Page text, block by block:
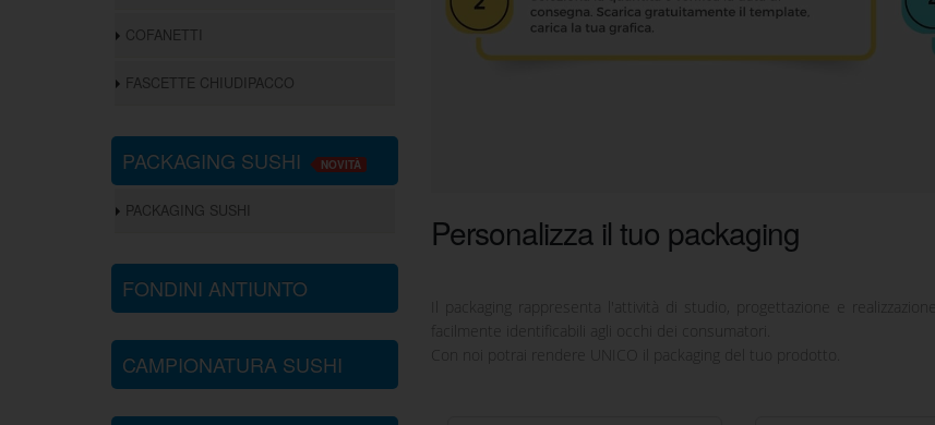
COFANETTI
FASCETTE CHIUDIPACCO
PACKAGING SUSHI NOVITÀ
PACKAGING SUSHI
FONDINI ANTIUNTO
CAMPIONATURA SUSHI
Personalizza il tuo packaging
Il packaging rappresenta l'attività di studio, progettazione e
facilmente identificabili agli occhi dei consumatori.
Con noi potrai rendere UNICO il packaging del tuo prodotto.